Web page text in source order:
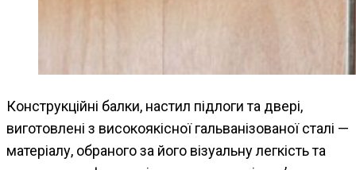
Конструкційні балки, настил підлоги та двері,
виготовлені з високоякісної гальванізованої сталі —
матеріалу, обраного за його візуальну легкість та